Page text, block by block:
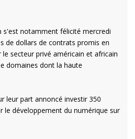
s'est notamment félicité mercredi
de dollars de contrats promis en
secteur privé américain et africain
domaines dont la haute
leur part annoncé investir 350
le développement du numérique sur